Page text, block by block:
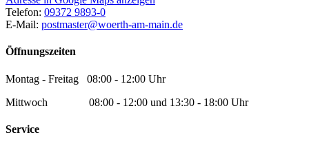
Telefon: 09372 9893-0
E-Mail: postmaster@woerth-am-main.de
Öffnungszeiten
Montag - Freitag 08:00 - 12:00 Uhr
Mittwoch 08:00 - 12:00 und 13:30 - 18:00 Uhr
Service